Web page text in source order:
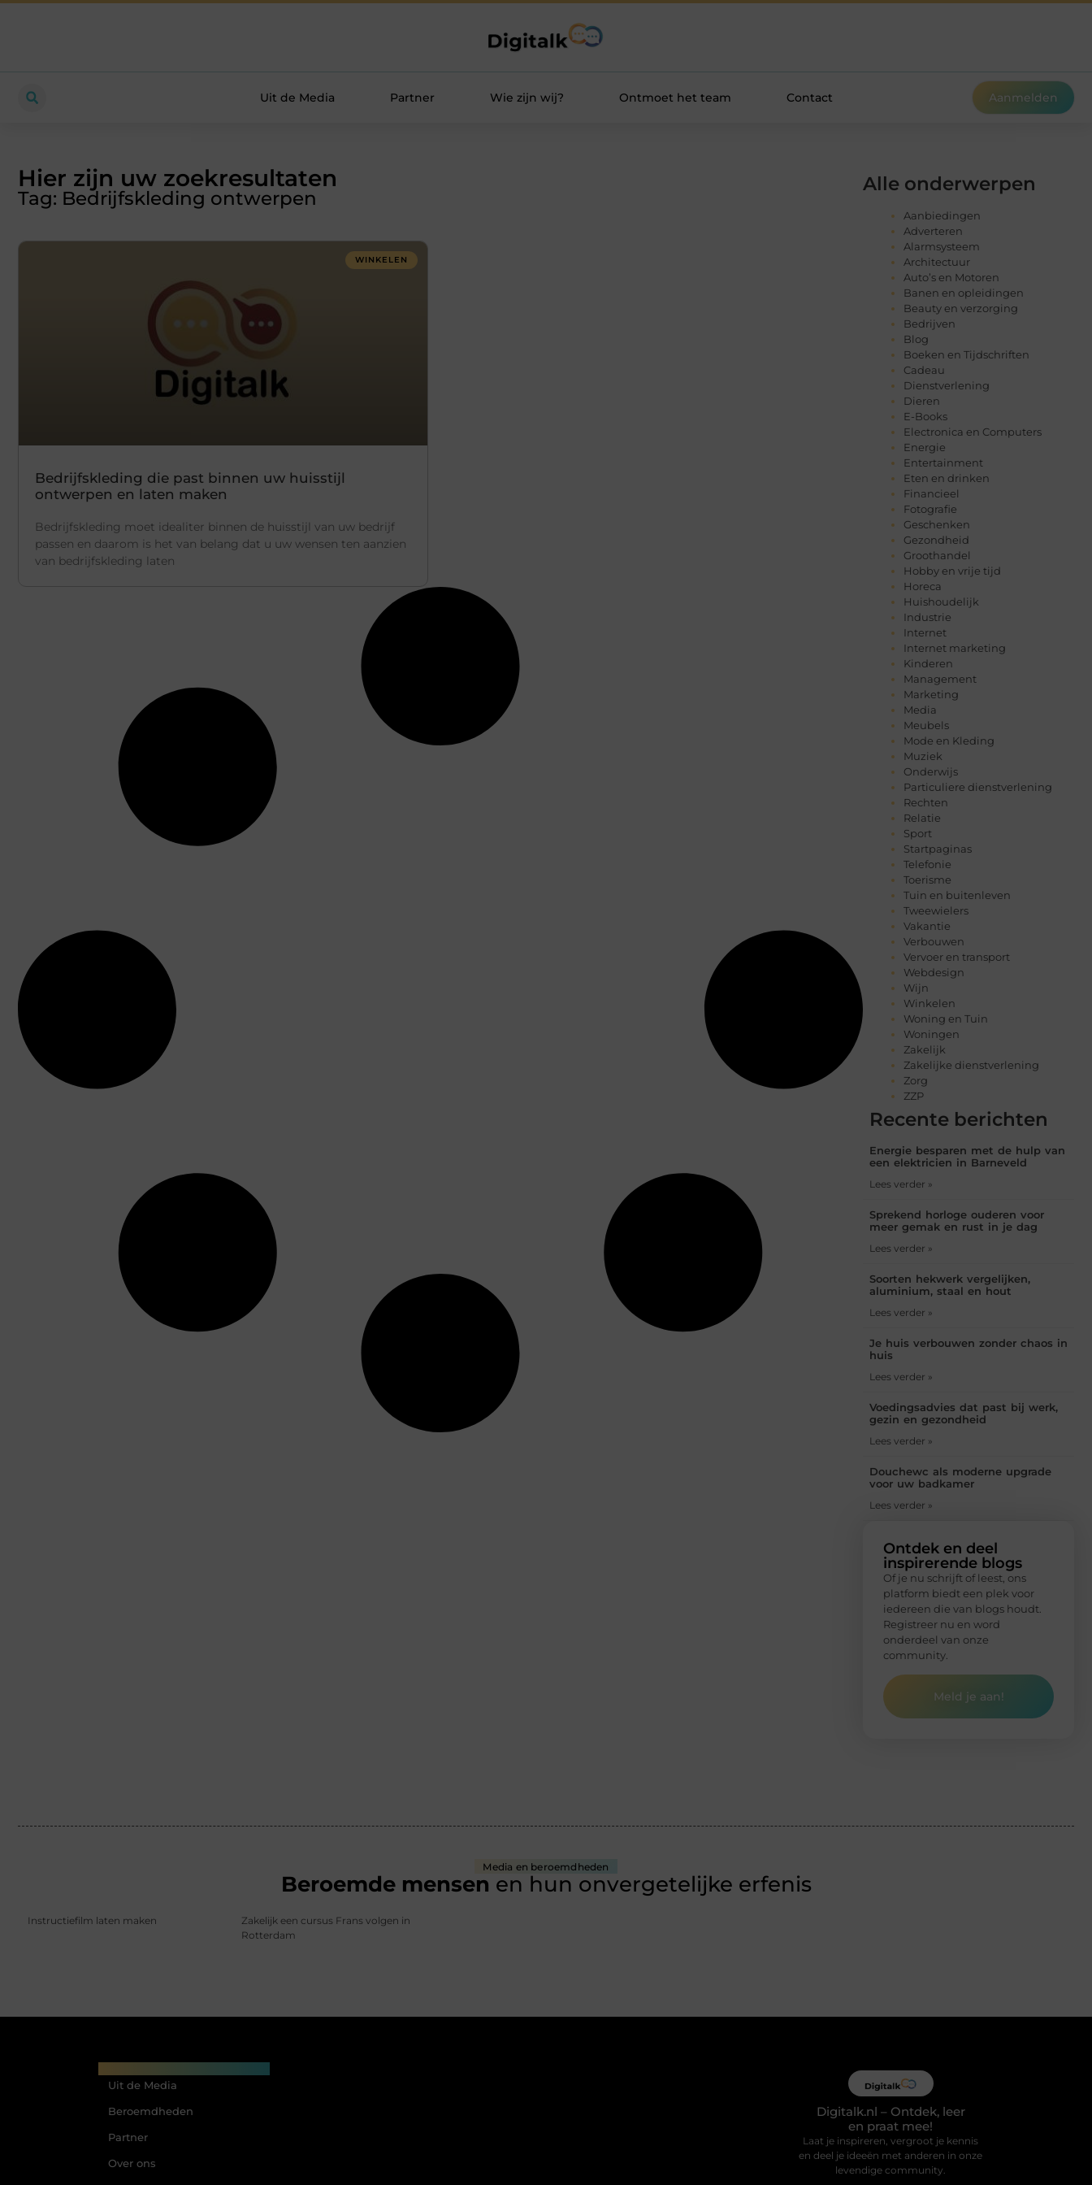
Uit de Media Partner Wie zijn wij? Ontmoet het team Contact Aanmelden
Hier zijn uw zoekresultaten
Tag: Bedrijfskleding ontwerpen
WINKELEN
Bedrijfskleding die past binnen uw huisstijl
ontwerpen en laten maken
Bedrijfskleding moet idealiter binnen de huisstijl van uw bedrijf
passen en daarom is het van belang dat u uw wensen ten aanzien
van bedrijfskleding laten
Alle onderwerpen
Aanbiedingen
Adverteren
Alarmsysteem
Architectuur
Auto’s en Motoren
Banen en opleidingen
Beauty en verzorging
Bedrijven
Blog
Boeken en Tijdschriften
Cadeau
Dienstverlening
Dieren
E-Books
Electronica en Computers
Energie
Entertainment
Eten en drinken
Financieel
Fotografie
Geschenken
Gezondheid
Groothandel
Hobby en vrije tijd
Horeca
Huishoudelijk
Industrie
Internet
Internet marketing
Kinderen
Management
Marketing
Media
Meubels
Mode en Kleding
Muziek
Onderwijs
Particuliere dienstverlening
Rechten
Relatie
Sport
Startpaginas
Telefonie
Toerisme
Tuin en buitenleven
Tweewielers
Vakantie
Verbouwen
Vervoer en transport
Webdesign
Wijn
Winkelen
Woning en Tuin
Woningen
Zakelijk
Zakelijke dienstverlening
Zorg
ZZP
Recente berichten
Energie besparen met de hulp van
een elektricien in Barneveld
Lees verder »
Sprekend horloge ouderen voor
meer gemak en rust in je dag
Lees verder »
Soorten hekwerk vergelijken,
aluminium, staal en hout
Lees verder »
Je huis verbouwen zonder chaos in
huis
Lees verder »
Voedingsadvies dat past bij werk,
gezin en gezondheid
Lees verder »
Douchewc als moderne upgrade
voor uw badkamer
Lees verder »
Ontdek en deel
inspirerende blogs
Of je nu schrijft of leest, ons
platform biedt een plek voor
iedereen die van blogs houdt.
Registreer nu en word
onderdeel van onze
community.
Meld je aan!
Media en beroemdheden
Beroemde mensen en hun onvergetelijke erfenis
Instructiefilm laten maken
Zakelijk een cursus Frans volgen in
Rotterdam
Uit de Media
Beroemdheden
Partner
Over ons
Digitalk.nl – Ontdek, leer
en praat mee!
Laat je inspireren, vergroot je kennis
en deel je ideeën met anderen in onze
levendige community.